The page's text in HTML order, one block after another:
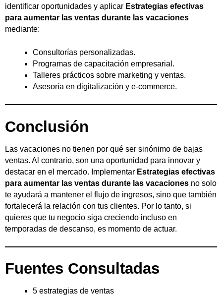
identificar oportunidades y aplicar Estrategias efectivas
para aumentar las ventas durante las vacaciones
mediante:
Consultorías personalizadas.
Programas de capacitación empresarial.
Talleres prácticos sobre marketing y ventas.
Asesoría en digitalización y e-commerce.
Conclusión
Las vacaciones no tienen por qué ser sinónimo de bajas
ventas. Al contrario, son una oportunidad para innovar y
destacar en el mercado. Implementar Estrategias efectivas
para aumentar las ventas durante las vacaciones no solo
te ayudará a mantener el flujo de ingresos, sino que también
fortalecerá la relación con tus clientes. Por lo tanto, si
quieres que tu negocio siga creciendo incluso en
temporadas de descanso, es momento de actuar.
Fuentes Consultadas
5 estrategias de ventas